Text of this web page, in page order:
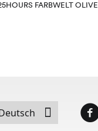
FARBWELT OLIVE